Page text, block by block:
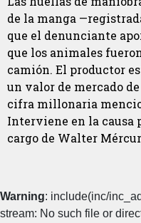
de la manga
que el denunciante
que los animales
camión. El productor
un valor de mercado
cifra millonaria
Interviene en la causa
cargo de Walter
Warning: include(inc/
stream: No such file or